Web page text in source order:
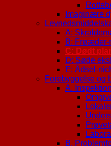
Imaginære
A:
B: Frøæder-
C: Dødt
D: Søde
E: Ådsel-
Forebyggelse og
A.
B.